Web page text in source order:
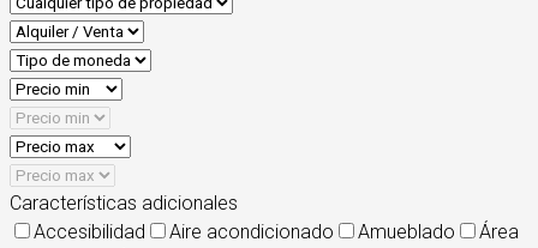
Características adicionales
Accesibilidad
Aire acondicionado Amueblado
Área